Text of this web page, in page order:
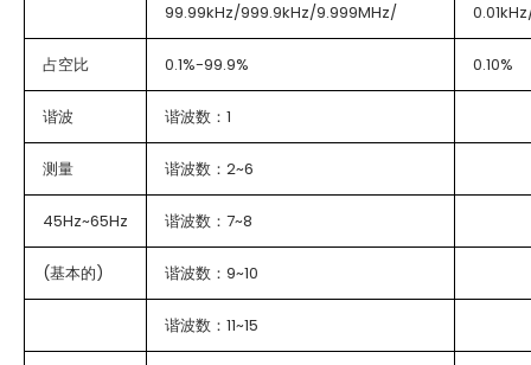
99.99kHz/999.9kHz/9.999MHz/
占空比 0.1%-99.9% 0.10%
谐波 谐波数：1
测量 谐波数：2~6
45Hz~65Hz 谐波数：7~8
(基本的) 谐波数：9~10
谐波数：11~15